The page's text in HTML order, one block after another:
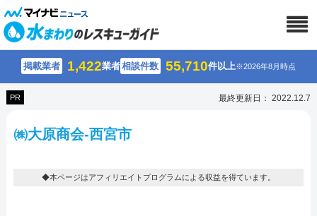
掲載業者 1,422業者相談件数 55,710件以上※2026年8月時点
PR 最終更新日： 2022.12.7
㈱大原商会-西宮市
◆本ページはアフィリエイトプログラムによる収益を得ています。